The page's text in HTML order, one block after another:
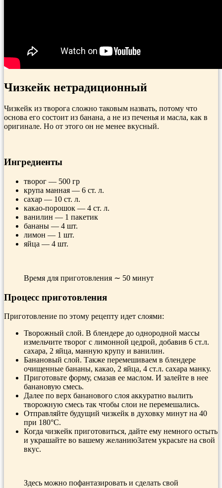
Чизкейк нетрадиционный
Чизкейк из творога сложно таковым назвать, потому что
основа его состоит из банана, а не из печенья и масла, как в
оригинале. Но от этого он не менее вкусный.
Ингредиенты
творог — 500 гр
крупа манная — 6 ст. л.
сахар — 10 ст. л.
какао-порошок — 4 ст. л.
ванилин — 1 пакетик
бананы — 4 шт.
лимон — 1 шт.
яйца — 4 шт.
Время для приготовления ∼ 50 минут
Процесс приготовления
Приготовление по этому рецепту идет слоями:
Творожный слой. В блендере до однородной массы
измельчите творог с лимонной цедрой, добавив 6 ст.л.
сахара, 2 яйца, манную крупу и ванилин.
Банановый слой. Также перемешиваем в блендере
очищенные бананы, какао, 2 яйца, 4 ст.л. сахара манку.
Приготовьте форму, смазав ее маслом. И залейте в нее
банановую смесь.
Далее по верх бананового слоя аккуратно вылить
творожную смесь так чтобы слои не перемешались.
Отправляйте будущий чизкейк в духовку минут на 40
при 180°С.
Когда чизкейк приготовиться, дайте ему немного остыть
и украшайте во вашему желаниюЗатем украсьте на свой
вкус.
Здесь можно пофантазировать и сделать свой